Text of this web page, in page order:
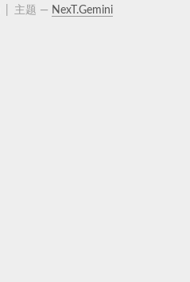
主题 — NexT.Gemini